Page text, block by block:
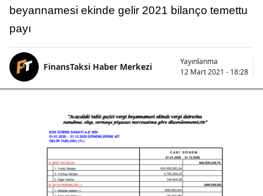
beyannamesi ekinde gelir 2021 bilanço temettu
payı
FinansTaksi Haber Merkezi
Yayınlanma
12 Mart 2021 - 18:28